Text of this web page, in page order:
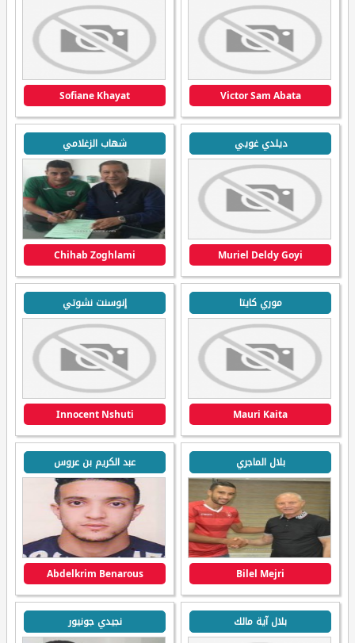
Victor Sam Abata
Sofiane Khayat
ديلدي غويي
Muriel Deldy Goyi
شهاب الزغلامي
Chihab Zoghlami
موري كايتا
Mauri Kaita
إنوسنت نشوتي
Innocent Nshuti
بلال الماجري
Bilel Mejri
عبد الكريم بن عروس
Abdelkrim Benarous
بلال آية مالك نجيدي جونيور